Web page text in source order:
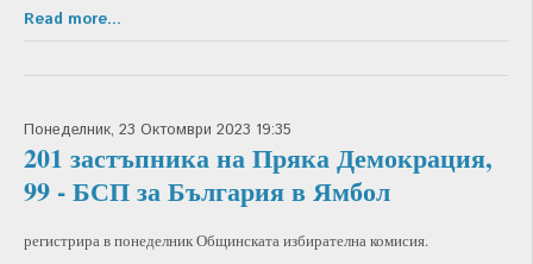
Read more...
Понеделник, 23 Октомври 2023 19:35
201 застъпника на Пряка Демокрация,
99 - БСП за България в Ямбол
регистрира в понеделник Общинската избирателна комисия.